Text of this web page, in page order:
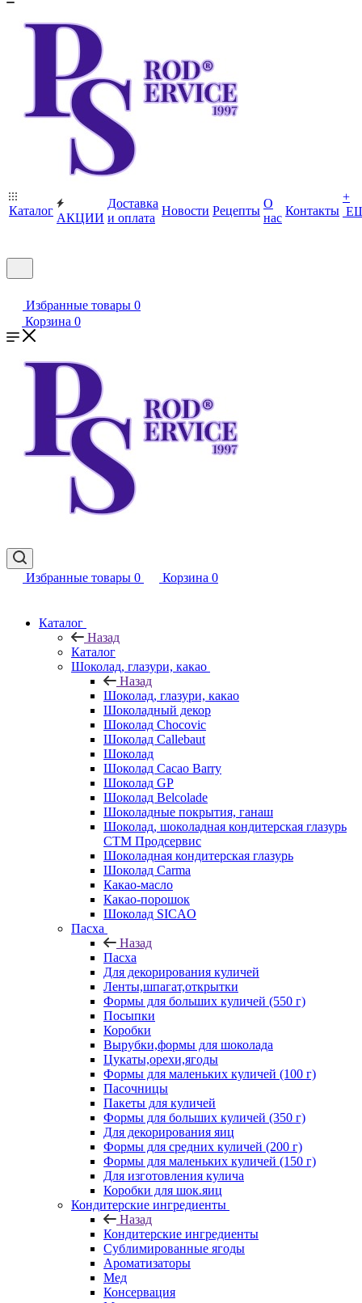
Каталог
АКЦИИ
Доставка
и оплата
Новости Рецепты
О
нас
Контакты
+
Избранные товары 0
Корзина 0
Избранные товары 0 Корзина 0
Каталог
Назад
Каталог
Шоколад, глазури, какао
Назад
Шоколад, глазури, какао
Шоколадный декор
Шоколад Chocovic
Шоколад Callebaut
Шоколад
Шоколад Cacao Barry
Шоколад GP
Шоколад Belcolade
Шоколадные покрытия, ганаш
Шоколад, шоколадная кондитерская глазурь
СТМ Продсервис
Шоколадная кондитерская глазурь
Шоколад Carma
Какао-масло
Какао-порошок
Шоколад SICAO
Пасха
Назад
Пасха
Для декорирования куличей
Ленты,шпагат,открытки
Формы для больших куличей (550 г)
Посыпки
Коробки
Вырубки,формы для шоколада
Цукаты,орехи,ягоды
Формы для маленьких куличей (100 г)
Пасочницы
Пакеты для куличей
Формы для больших куличей (350 г)
Для декорирования яиц
Формы для средних куличей (200 г)
Формы для маленьких куличей (150 г)
Для изготовления кулича
Коробки для шок.яиц
Кондитерские ингредиенты
Назад
Кондитерские ингредиенты
Сублимированные ягоды
Ароматизаторы
Мед
Консервация